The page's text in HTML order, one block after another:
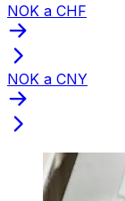
NOK a CHF
NOK a CNY